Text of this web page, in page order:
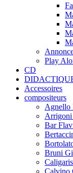
Play
CD
Accessoires
compositeurs
Agnello
Arrigoni
Bar
Bruni
Calvino